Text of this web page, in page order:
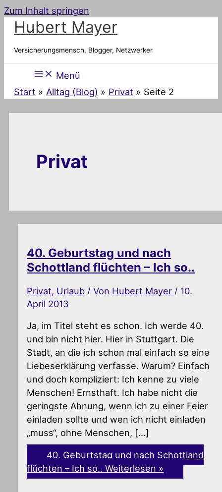
Zum Inhalt springen
Hubert Mayer
Versicherungsmensch, Blogger, Netzwerker
Menü
Start
Alltag (Blog) Privat Seite 2
Privat
40. Geburtstag und nach
Schottland flüchten – Ich so..
Privat, Urlaub / Von Hubert Mayer / 10.
April 2013
Ja, im Titel steht es schon. Ich werde 40.
und bin nicht hier. Hier in Stuttgart. Die
Stadt, an die ich schon mal einfach so eine
Liebeserklärung verfasse. Warum? Einfach
und doch kompliziert: Ich kenne zu viele
Menschen! Ernsthaft. Ich habe nicht die
geringste Ahnung, wenn ich zu einer Feier
einladen sollte und wen ich nicht einladen
„muss“, ohne Menschen, […]
40. Geburtstag und nach Schottland
flüchten – Ich so.. Weiterlesen »